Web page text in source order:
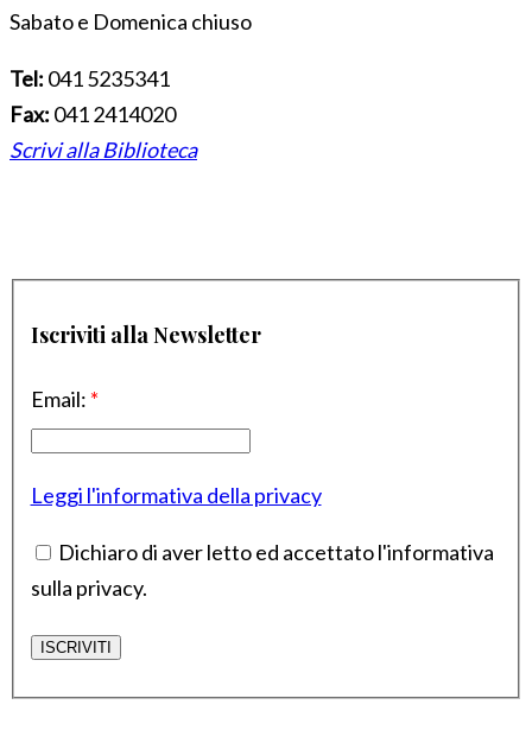
Sabato e Domenica chiuso
Tel: 041 5235341
Fax: 041 2414020
Scrivi alla Biblioteca
Iscriviti alla Newsletter
Email: *
Leggi l'informativa della privacy
Dichiaro di aver letto ed accettato l'informativa
sulla privacy.